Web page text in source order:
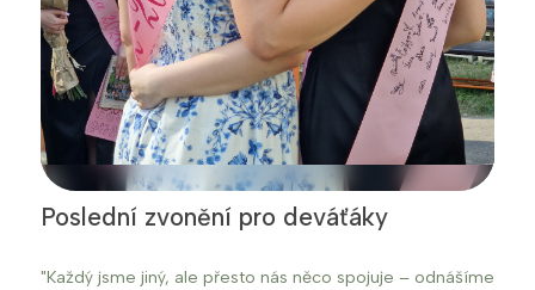
Poslední zvonění pro deváťáky
"Každý jsme jiný, ale přesto nás něco spojuje – odnášíme